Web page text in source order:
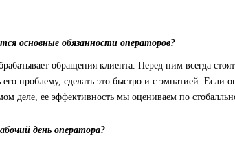
основные обязанности операторов?
обращения клиента. Перед ним всегда
проблему, сделать это быстро и с эмпатией. Если
деле, ее эффективность мы оцениваем по
день оператора?